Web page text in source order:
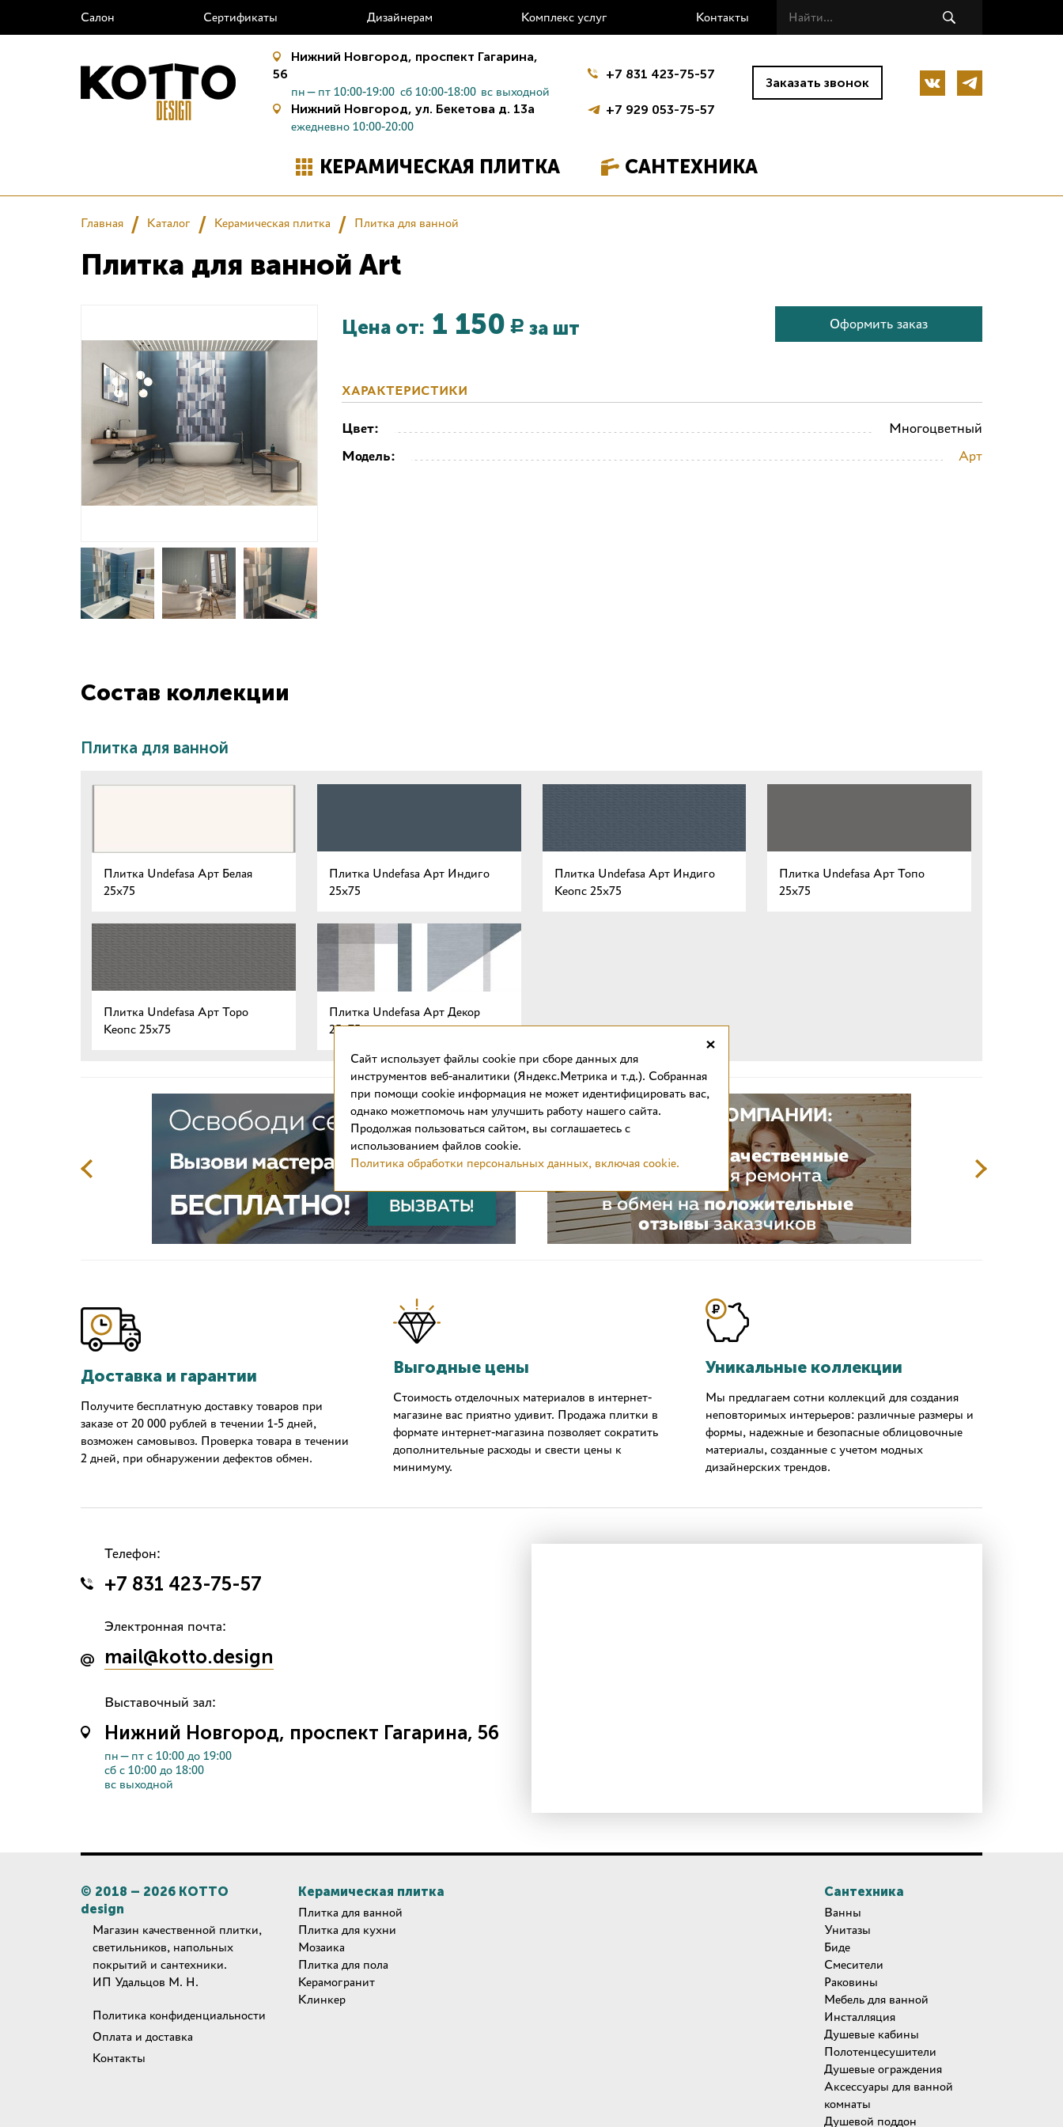
Салон Сертификаты Дизайнерам Комплекс услуг Контакты
Нижний Новгород, проспект Гагарина,
56
пн—пт 10:00-19:00 сб 10:00-18:00 вс выходной
Нижний Новгород, ул. Бекетова д. 13а
ежедневно 10:00-20:00
+7 831 423-75-57
+7 929 053-75-57
Заказать звонок
КЕРАМИЧЕСКАЯ ПЛИТКА САНТЕХНИКА
Главная Каталог Керамическая плитка Плитка для ванной
Плитка для ванной Art
Цена от: 1 150 Р за шт Оформить заказ
ХАРАКТЕРИСТИКИ
Цвет:
Многоцветный
Модель:
Арт
Состав коллекции
Плитка для ванной
Плитка Undefasa Арт Белая
25x75
Плитка Undefasa Арт Индиго
25x75
Плитка Undefasa Арт Индиго
Кеопс 25x75
Плитка Undefasa Арт Топо
25x75
Плитка Undefasa Арт Торо
Кеопс 25x75
Плитка Undefasa Арт Декор
25x75
Доставка и гарантии
Получите бесплатную доставку товаров при
заказе от 20 000 рублей в течении 1-5 дней,
возможен самовывоз. Проверка товара в течении
2 дней, при обнаружении дефектов обмен.
Выгодные цены
Стоимость отделочных материалов в интернет-
магазине вас приятно удивит. Продажа плитки в
формате интернет-магазина позволяет сократить
дополнительные расходы и свести цены к
минимуму.
Уникальные коллекции
Мы предлагаем сотни коллекций для создания
неповторимых интерьеров: различные размеры и
формы, надежные и безопасные облицовочные
материалы, созданные с учетом модных
дизайнерских трендов.
Телефон:
+7 831 423-75-57
Электронная почта:
mail@kotto.design
Выставочный зал:
Нижний Новгород, проспект Гагарина, 56
пн—пт с 10:00 до 19:00
сб с 10:00 до 18:00
вс выходной
© 2018 – 2026 КОТТО
design
Магазин качественной плитки,
светильников, напольных
покрытий и сантехники.
ИП Удальцов М. Н.
Политика конфиденциальности
Оплата и доставка
Контакты
Керамическая плитка
Плитка для ванной
Плитка для кухни
Мозаика
Плитка для пола
Керамогранит
Клинкер
Сантехника
Ванны
Унитазы
Биде
Смесители
Раковины
Мебель для ванной
Инсталляция
Душевые кабины
Полотенцесушители
Душевые ограждения
Аксессуары для ванной
комнаты
Душевой поддон
×
Cайт использует файлы cookie при сборе данных для
инструментов веб-аналитики (Яндекс.Метрика и т.д.). Собранная
при помощи cookie информация не может идентифицировать вас,
однако можетпомочь нам улучшить работу нашего сайта.
Продолжая пользоваться сайтом, вы соглашаетесь с
использованием файлов cookie.
Политика обработки персональных данных, включая cookie.